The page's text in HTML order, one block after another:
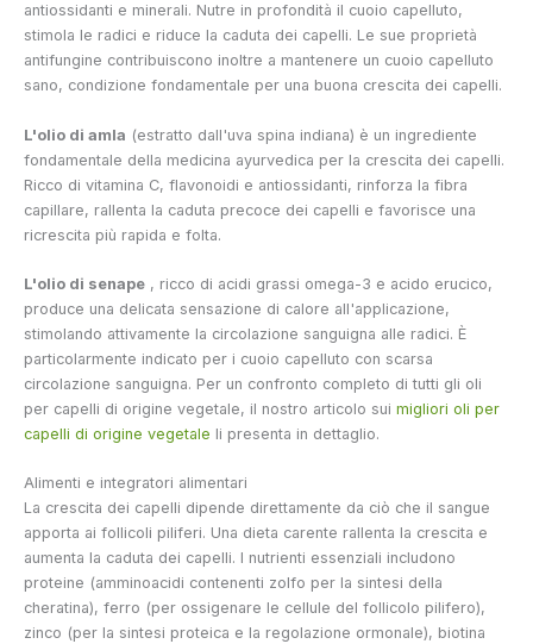
antiossidanti e minerali. Nutre in profondità il cuoio capelluto,
stimola le radici e riduce la caduta dei capelli. Le sue proprietà
antifungine contribuiscono inoltre a mantenere un cuoio capelluto
sano, condizione fondamentale per una buona crescita dei capelli.
L'olio di amla (estratto dall'uva spina indiana) è un ingrediente
fondamentale della medicina ayurvedica per la crescita dei capelli.
Ricco di vitamina C, flavonoidi e antiossidanti, rinforza la fibra
capillare, rallenta la caduta precoce dei capelli e favorisce una
ricrescita più rapida e folta.
L'olio di senape , ricco di acidi grassi omega-3 e acido erucico,
produce una delicata sensazione di calore all'applicazione,
stimolando attivamente la circolazione sanguigna alle radici. È
particolarmente indicato per i cuoio capelluto con scarsa
circolazione sanguigna. Per un confronto completo di tutti gli oli
per capelli di origine vegetale, il nostro articolo sui migliori oli per
capelli di origine vegetale li presenta in dettaglio.
Alimenti e integratori alimentari
La crescita dei capelli dipende direttamente da ciò che il sangue
apporta ai follicoli piliferi. Una dieta carente rallenta la crescita e
aumenta la caduta dei capelli. I nutrienti essenziali includono
proteine (amminoacidi contenenti zolfo per la sintesi della
cheratina), ferro (per ossigenare le cellule del follicolo pilifero),
zinco (per la sintesi proteica e la regolazione ormonale), biotina